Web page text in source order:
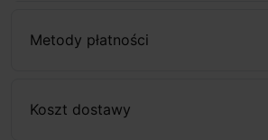
Metody płatności
Koszt dostawy